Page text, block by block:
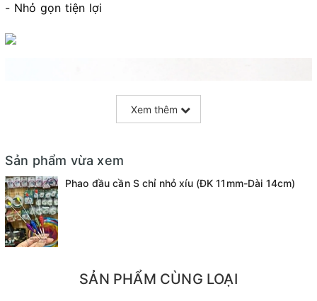
- Nhỏ gọn tiện lợi
Xem thêm
Sản phẩm vừa xem
Phao đầu cần S chỉ nhỏ xíu (ĐK 11mm-Dài 14cm)
SẢN PHẨM CÙNG LOẠI